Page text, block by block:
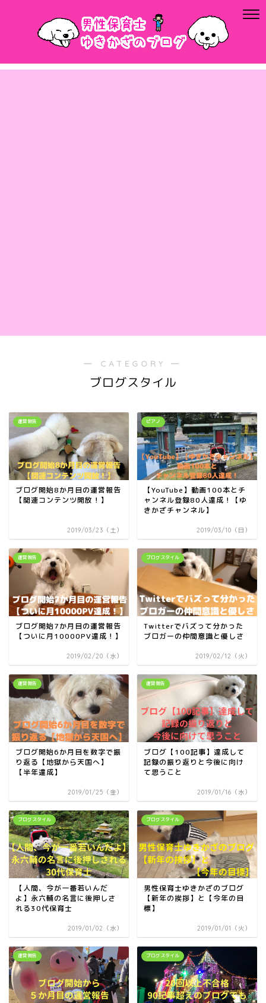
― CATEGORY ―
ブログスタイル
運営報告
ブログ開始8か月目の運営報告
【関連コンテンツ開放！】
2019/03/23（土）
ピアノ
【YouTube】動画100本とチ
ャンネル登録80人達成！【ゆ
きかざチャンネル】
2019/03/10（日）
運営報告
ブログ開始7か月目の運営報告
【ついに月10000PV達成！】
2019/02/20（水）
ブログスタイル
Twitterでバズって分かった
ブロガーの仲間意識と優しさ
2019/02/12（火）
運営報告
ブログ開始6か月目を数字で振
り返る【地獄から天国へ】
【半年達成】
2019/01/25（金）
運営報告
ブログ【100記事】達成して
記録の振り返りと今後に向け
て思うこと
2019/01/16（水）
ブログスタイル
【人間、今が一番若いんだ
よ】永六輔の名言に後押しさ
れる30代保育士
2019/01/02（水）
ブログスタイル
男性保育士ゆきかざのブログ
【新年の挨拶】と【今年の目
標】
2019/01/01（火）
運営報告 ブログスタイル